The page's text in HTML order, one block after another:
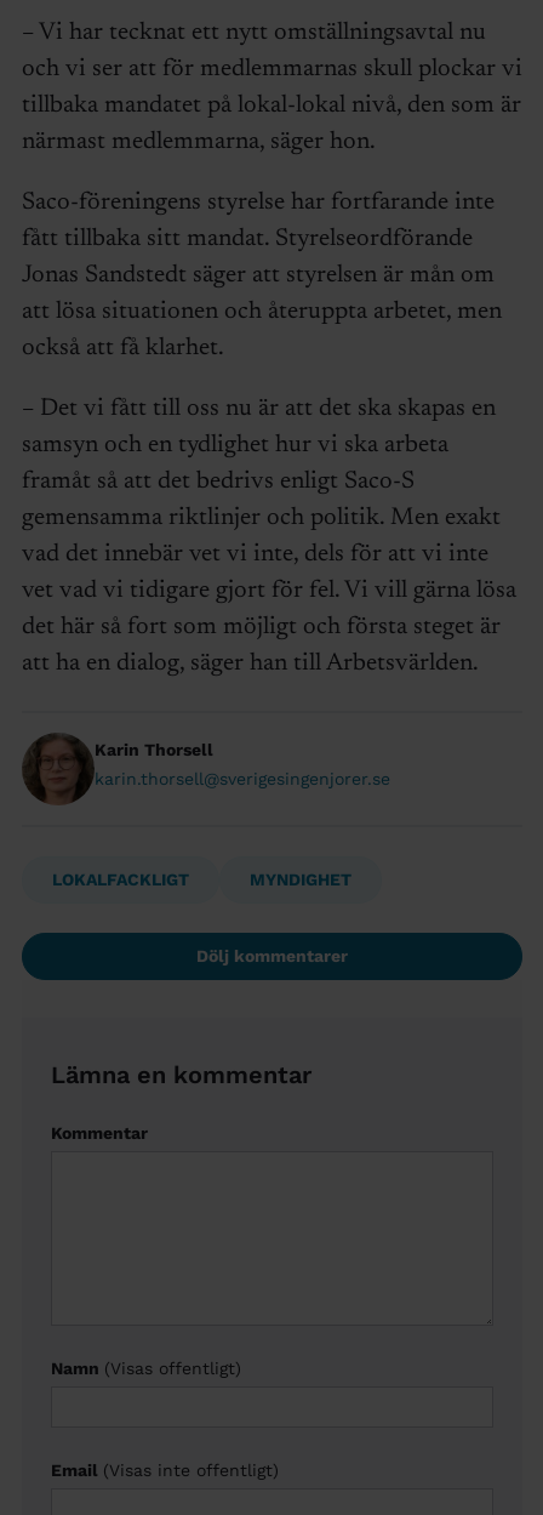
– Vi har tecknat ett nytt omställningsavtal nu
och vi ser att för medlemmarnas skull plockar vi
tillbaka mandatet på lokal-lokal nivå, den som är
närmast medlemmarna, säger hon.
Saco-föreningens styrelse har fortfarande inte
fått tillbaka sitt mandat. Styrelseordförande
Jonas Sandstedt säger att styrelsen är mån om
att lösa situationen och återuppta arbetet, men
också att få klarhet.
– Det vi fått till oss nu är att det ska skapas en
samsyn och en tydlighet hur vi ska arbeta
framåt så att det bedrivs enligt Saco-S
gemensamma riktlinjer och politik. Men exakt
vad det innebär vet vi inte, dels för att vi inte
vet vad vi tidigare gjort för fel. Vi vill gärna lösa
det här så fort som möjligt och första steget är
att ha en dialog, säger han till Arbetsvärlden.
Karin Thorsell
karin.thorsell@sverigesingenjorer.se
LOKALFACKLIGT MYNDIGHET
Dölj kommentarer
Lämna en kommentar
Kommentar
Namn (Visas offentligt)
Email (Visas inte offentligt)